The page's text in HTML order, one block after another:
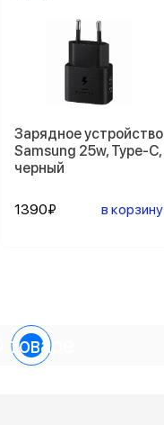
Зарядное устройство
Samsung 25w, Type-C,
черный
1390₽ в корзину
О товаре